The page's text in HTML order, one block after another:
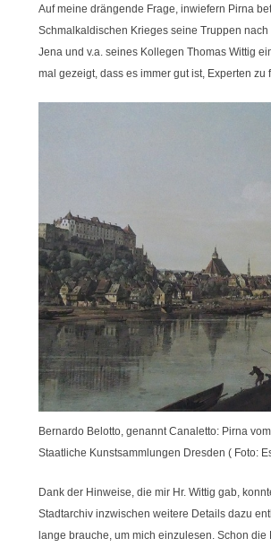
Auf meine drängende Frage, inwiefern Pirna
Schmalkaldischen Krieges seine Truppen
Jena und v.a. seines Kollegen Thomas Wittig
mal gezeigt, dass es immer gut ist, Experten
Bernardo Belotto, genannt Canaletto: Pirna
Staatliche Kunstsammlungen Dresden ( Foto:
Dank der Hinweise, die mir Hr. Wittig gab,
Stadtarchiv inzwischen weitere Details dazu
lange brauche, um mich einzulesen. Schon